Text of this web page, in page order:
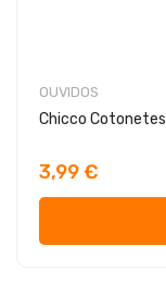
OUVIDOS
Chicco Cotonetes
3,99 €